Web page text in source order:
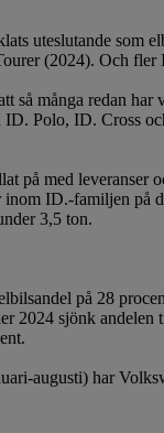
uteslutande som
(2024). Och fler
så många redan
ID. Polo, ID. Cross
på med
ID.-familjen på
3,5 ton.
på 28
sjönk
augusti) har